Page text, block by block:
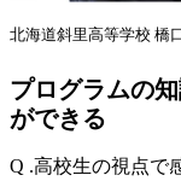
北海道斜里高等学校 橋
プログラムの
ができる
Q .高校生の視点で